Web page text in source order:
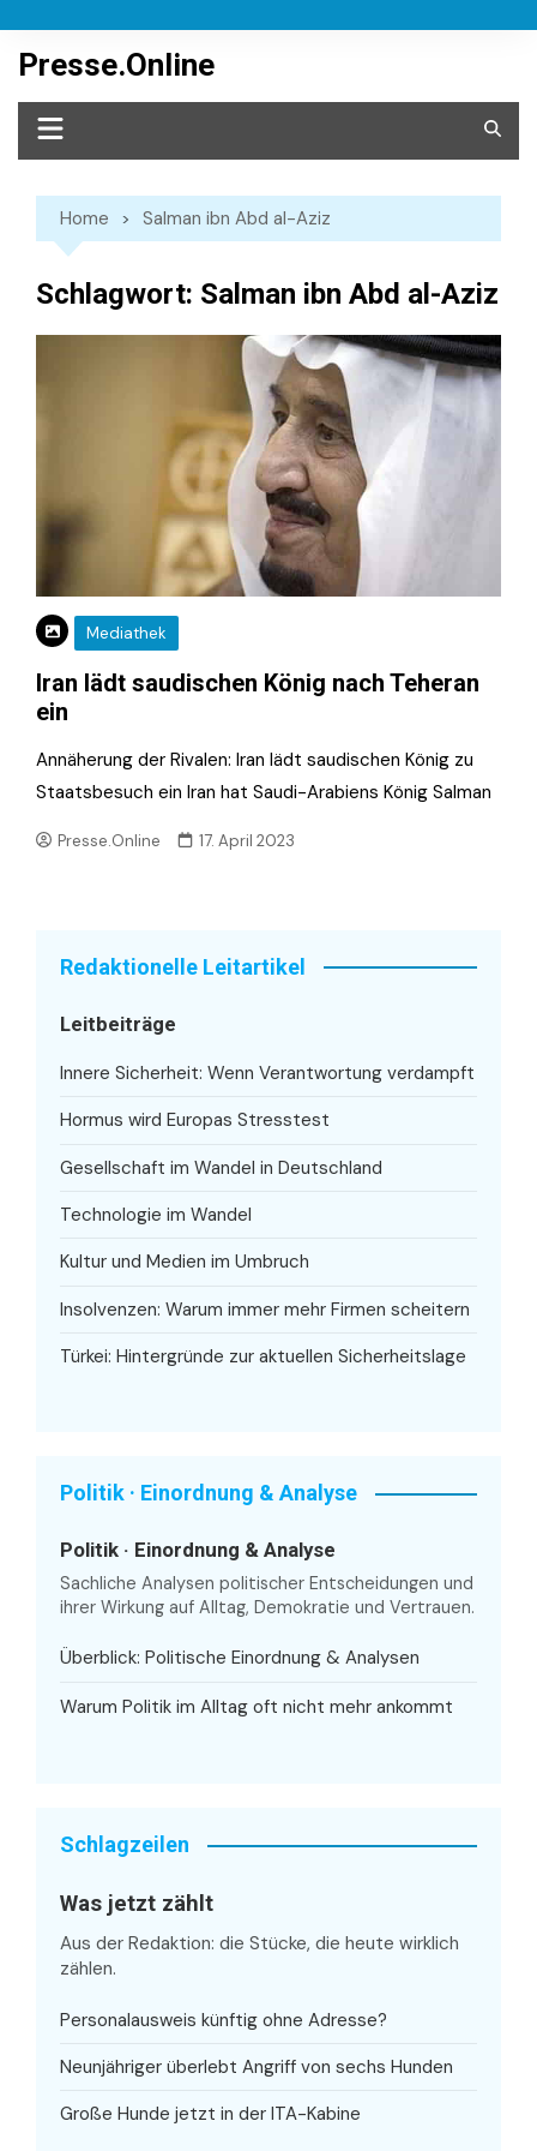
content
Presse.Online
Home Salman ibn Abd al-Aziz
Schlagwort: Salman ibn Abd al-Aziz
Mediathek
Iran lädt saudischen König nach Teheran
ein
Annäherung der Rivalen: Iran lädt saudischen König zu
Staatsbesuch ein Iran hat Saudi-Arabiens König Salman
Presse.Online 17. April 2023
Redaktionelle Leitartikel
Leitbeiträge
Innere Sicherheit: Wenn Verantwortung verdampft
Hormus wird Europas Stresstest
Gesellschaft im Wandel in Deutschland
Technologie im Wandel
Kultur und Medien im Umbruch
Insolvenzen: Warum immer mehr Firmen scheitern
Türkei: Hintergründe zur aktuellen Sicherheitslage
Politik · Einordnung & Analyse
Politik · Einordnung & Analyse
Sachliche Analysen politischer Entscheidungen und
ihrer Wirkung auf Alltag, Demokratie und Vertrauen.
Überblick: Politische Einordnung & Analysen
Warum Politik im Alltag oft nicht mehr ankommt
Schlagzeilen
Was jetzt zählt
Aus der Redaktion: die Stücke, die heute wirklich
zählen.
Personalausweis künftig ohne Adresse?
Neunjähriger überlebt Angriff von sechs Hunden
Große Hunde jetzt in der ITA-Kabine